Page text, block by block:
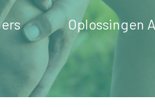
Oplossingen